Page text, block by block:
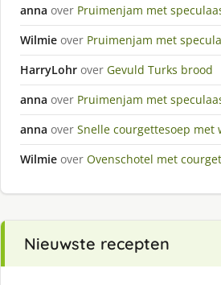
anna over Pruimenjam met
Wilmie over Pruimenjam met
HarryLohr over Gevuld Turks brood
anna over Pruimenjam met
anna over Snelle courgettesoep met
Wilmie over Ovenschotel met
Nieuwste recepten